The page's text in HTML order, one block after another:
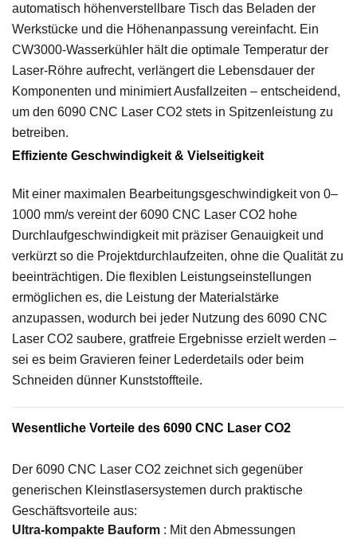
automatisch höhenverstellbare Tisch das Beladen der
Werkstücke und die Höhenanpassung vereinfacht. Ein
CW3000-Wasserkühler hält die optimale Temperatur der
Laser-Röhre aufrecht, verlängert die Lebensdauer der
Komponenten und minimiert Ausfallzeiten – entscheidend,
um den 6090 CNC Laser CO2 stets in Spitzenleistung zu
betreiben.
Effiziente Geschwindigkeit & Vielseitigkeit
Mit einer maximalen Bearbeitungsgeschwindigkeit von 0–
1000 mm/s vereint der 6090 CNC Laser CO2 hohe
Durchlaufgeschwindigkeit mit präziser Genauigkeit und
verkürzt so die Projektdurchlaufzeiten, ohne die Qualität zu
beeinträchtigen. Die flexiblen Leistungseinstellungen
ermöglichen es, die Leistung der Materialstärke
anzupassen, wodurch bei jeder Nutzung des 6090 CNC
Laser CO2 saubere, gratfreie Ergebnisse erzielt werden –
sei es beim Gravieren feiner Lederdetails oder beim
Schneiden dünner Kunststoffteile.
Wesentliche Vorteile des 6090 CNC Laser CO2
Der 6090 CNC Laser CO2 zeichnet sich gegenüber
generischen Kleinstlasersystemen durch praktische
Geschäftsvorteile aus:
Ultra-kompakte Bauform : Mit den Abmessungen